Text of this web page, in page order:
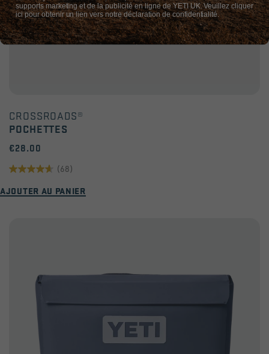
CROSSROADS®
POCHETTES
€28.00
(68)
4.6
sur
AJOUTER AU PANIER
supports marketing et de la publicité en ligne de YETI UK. Veuillez cliquer
ici pour obtenir un lien vers notre déclaration de confidentialité.